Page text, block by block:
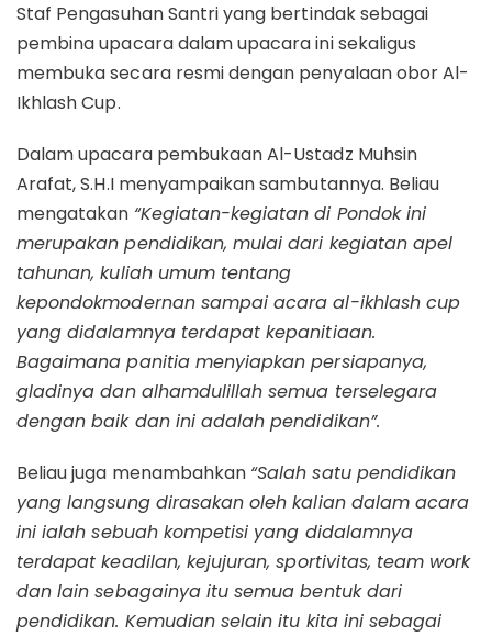
Staf Pengasuhan Santri yang bertindak sebagai
pembina upacara dalam upacara ini sekaligus
membuka secara resmi dengan penyalaan obor Al-
Ikhlash Cup.
Dalam upacara pembukaan Al-Ustadz Muhsin
Arafat, S.H.I menyampaikan sambutannya. Beliau
mengatakan “Kegiatan-kegiatan di Pondok ini
merupakan pendidikan, mulai dari kegiatan apel
tahunan, kuliah umum tentang
kepondokmodernan sampai acara al-ikhlash cup
yang didalamnya terdapat kepanitiaan.
Bagaimana panitia menyiapkan persiapanya,
gladinya dan alhamdulillah semua terselegara
dengan baik dan ini adalah pendidikan”.
Beliau juga menambahkan “Salah satu pendidikan
yang langsung dirasakan oleh kalian dalam acara
ini ialah sebuah kompetisi yang didalamnya
terdapat keadilan, kejujuran, sportivitas, team work
dan lain sebagainya itu semua bentuk dari
pendidikan. Kemudian selain itu kita ini sebagai